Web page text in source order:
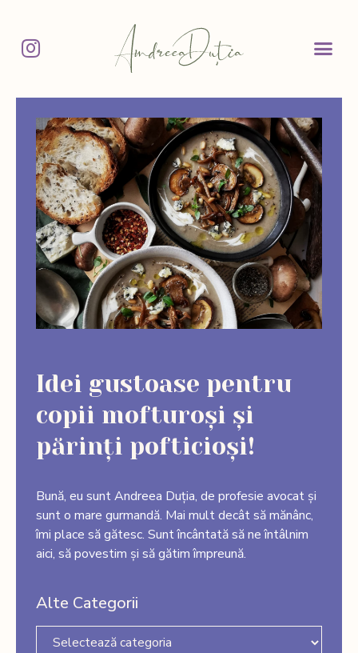
Idei gustoase pentru
copii mofturoși și
părinți pofticioși!
Bună, eu sunt Andreea Duția, de profesie avocat și
sunt o mare gurmandă. Mai mult decât să mănânc,
îmi place să gătesc. Sunt încântată să ne întâlnim
aici, să povestim și să gătim împreună.
Alte Categorii